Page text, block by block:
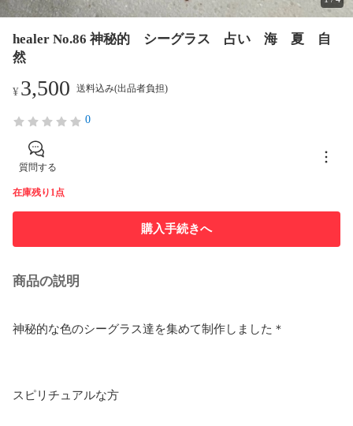
healer No.86 神秘的 シーグラス 占い 海 夏 自
然
¥3,500 送料込み(出品者負担)
0
質問する
在庫残り1点
購入手続きへ
商品の説明
神秘的な色のシーグラス達を集めて制作しました＊
スピリチュアルな方